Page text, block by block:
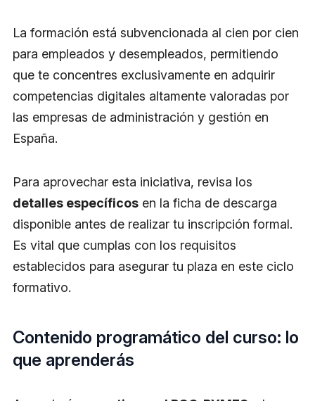
La formación está subvencionada al cien por cien
para empleados y desempleados, permitiendo
que te concentres exclusivamente en adquirir
competencias digitales altamente valoradas por
las empresas de administración y gestión en
España.
Para aprovechar esta iniciativa, revisa los
detalles específicos en la ficha de descarga
disponible antes de realizar tu inscripción formal.
Es vital que cumplas con los requisitos
establecidos para asegurar tu plaza en este ciclo
formativo.
Contenido programático del curso: lo
que aprenderás